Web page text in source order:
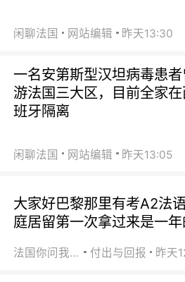
闲聊法国 网站编辑 昨天13:30
一名安第斯型汉坦病毒患者
游法国三大区，目前全家在
班牙隔离
闲聊法国 网站编辑 昨天13:05
大家好巴黎那里有考A2法
庭居留第一次拿过来是一
法国你问我答 付出与回报 昨天